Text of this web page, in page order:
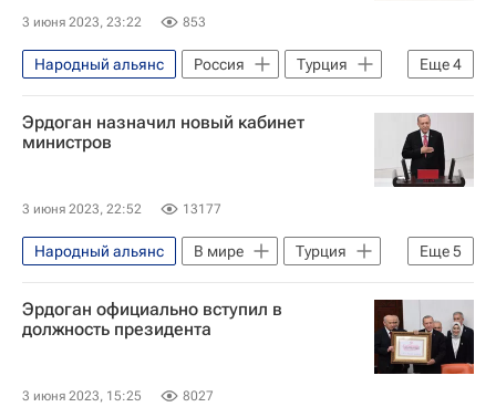
3 июня 2023, 23:22 853
Еще4
Народный альянс Россия
Турция
Реджеп Тайип Эрдоган
Вячеслав Володин
Эрдоган назначил новый кабинет
министров
3 июня 2023, 22:52 13177
Еще5
Народный альянс В мире
Турция
Стамбул
Реджеп Тайип Эрдоган
Хакан Фидан
Мехмет Шимшек
Эрдоган официально вступил в
должность президента
3 июня 2023, 15:25 8027